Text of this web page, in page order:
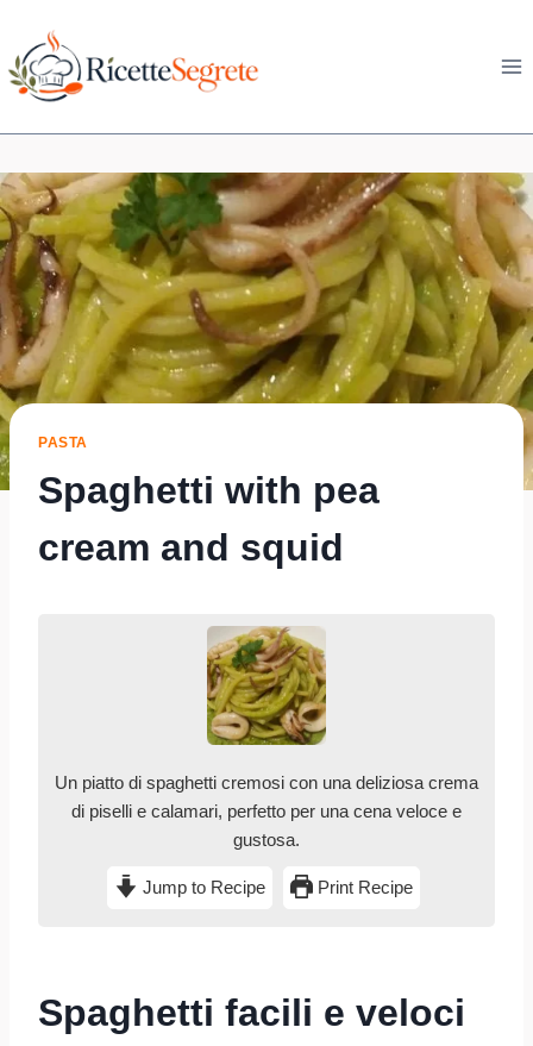
content
PASTA
Spaghetti with pea
cream and squid
Un piatto di spaghetti cremosi con una deliziosa crema
di piselli e calamari, perfetto per una cena veloce e
gustosa.
Jump to Recipe Print Recipe
Spaghetti facili e veloci